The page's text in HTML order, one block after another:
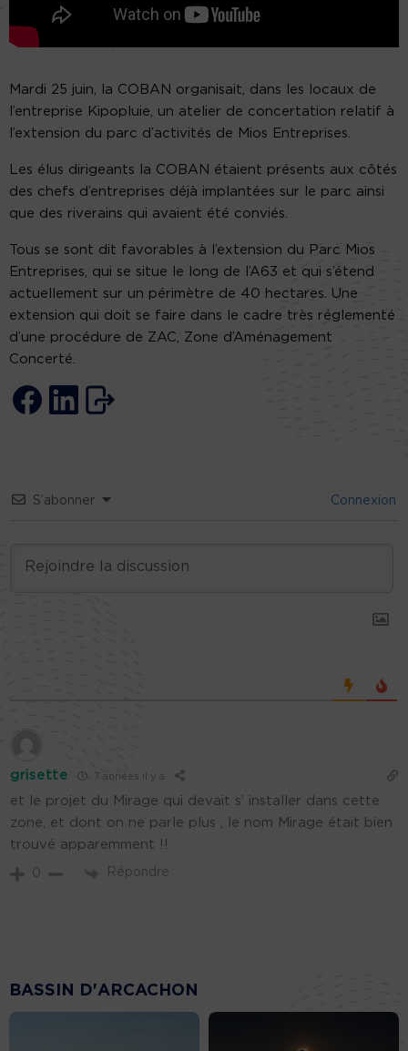
Mardi 25 juin, la COBAN organisait, dans les locaux de
l’entreprise Kipopluie, un atelier de concertation relatif à
l’extension du parc d’activités de Mios Entreprises.
Les élus dirigeants la COBAN étaient présents aux côtés
des chefs d’entreprises déjà implantées sur le parc ainsi
que des riverains qui avaient été conviés.
Tous se sont dit favorables à l’extension du Parc Mios
Entreprises, qui se situe le long de l’A63 et qui s’étend
actuellement sur un périmètre de 40 hectares. Une
extension qui doit se faire dans le cadre très réglementé
d’une procédure de ZAC, Zone d’Aménagement
Concerté.
S’abonner Connexion
grisette 7 années il y a
et le projet du Mirage qui devait s’ installer dans cette
zone, et dont on ne parle plus , le nom Mirage était bien
trouvé apparemment !!
0 Répondre
BASSIN D'ARCACHON